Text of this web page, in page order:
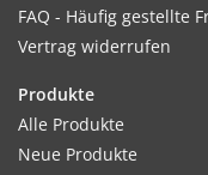
Ernte / Blüte:
Ernte ca. 3-4 Monate
im kühlen,
FAQ - Häufig gestellte
Vertrag widerrufen
Produkte
Alle Produkte
Neue Produkte